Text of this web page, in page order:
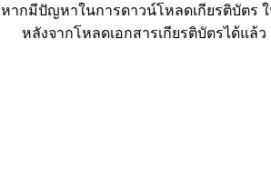
หากมีปัญหาในการดาวน์โหลดเกียรติบัตร
หลังจากโหลดเอกสารเกียรติบัตรได้แล้